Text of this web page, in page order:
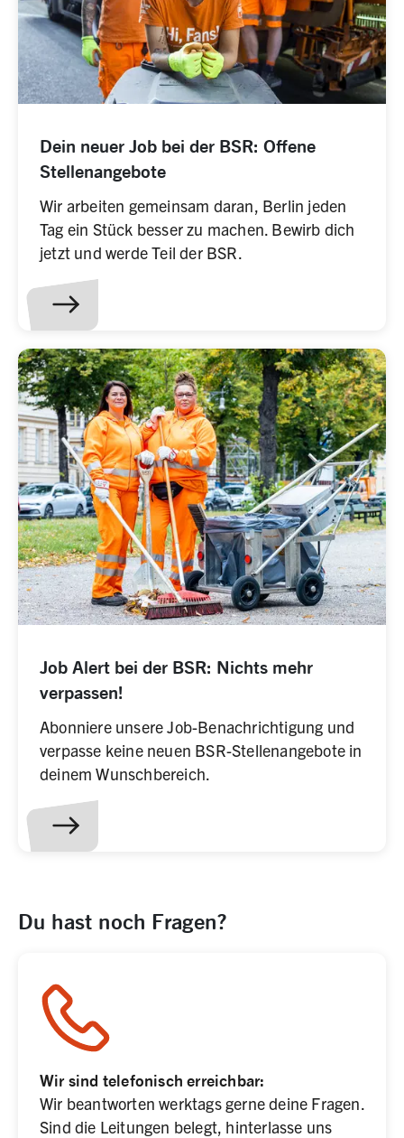
Dein neuer Job bei der BSR: Offene
Stellenangebote
Wir arbeiten gemeinsam daran, Berlin jeden
Tag ein Stück besser zu machen. Bewirb dich
jetzt und werde Teil der BSR.
Job Alert bei der BSR: Nichts mehr
verpassen!
Abonniere unsere Job-Benachrichtigung und
verpasse keine neuen BSR-Stellenangebote in
deinem Wunschbereich.
​Du hast noch Fragen?
Wir sind telefonisch erreichbar:
Wir beantworten werktags gerne deine Fragen.
Sind die Leitungen belegt, hinterlasse uns